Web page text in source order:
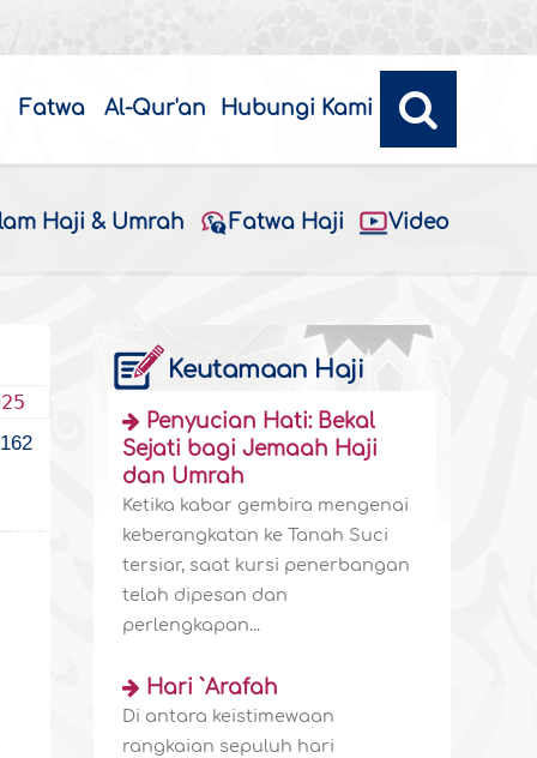
Fatwa Al-Qur'an Hubungi Kami
Haji & Umrah Fatwa Haji Video
162
Keutamaan Haji
Penyucian Hati: Bekal
Sejati bagi Jemaah Haji
dan Umrah
Ketika kabar gembira mengenai
keberangkatan ke Tanah Suci
tersiar, saat kursi penerbangan
telah dipesan dan
perlengkapan...
Hari `Arafah
Di antara keistimewaan
rangkaian sepuluh hari